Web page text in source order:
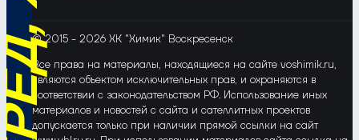
© 2015 - 2026 ХК "Химик" Воскресенск
Все права на материалы, находящиеся на сайте voshimik.ru,
являются объектом исключительных прав, и охраняются в
соответствии с законодательством РФ. Использование иных
материалов и новостей с сайта и сателлитных проектов
допускается только при наличии прямой ссылки на сайт